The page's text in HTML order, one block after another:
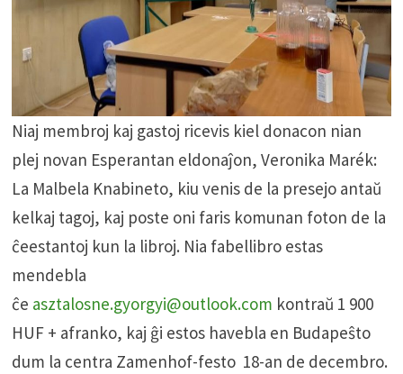
Niaj membroj kaj gastoj ricevis kiel donacon nian
plej novan Esperantan eldonaĵon, Veronika Marék:
La Malbela Knabineto, kiu venis de la presejo antaŭ
kelkaj tagoj, kaj poste oni faris komunan foton de la
ĉeestantoj kun la libroj. Nia fabellibro estas
mendebla
ĉe asztalosne.gyorgyi@outlook.com kontraŭ 1 900
HUF + afranko, kaj ĝi estos havebla en Budapeŝto
dum la centra Zamenhof-festo 18-an de decembro.